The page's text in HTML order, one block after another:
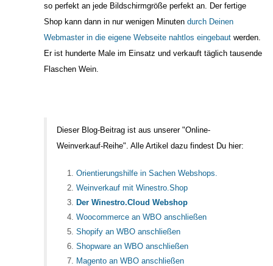
so perfekt an jede Bildschirmgröße perfekt an. Der fertige
Shop kann dann in nur wenigen Minuten durch Deinen
Webmaster in die eigene Webseite nahtlos eingebaut werden.
Er ist hunderte Male im Einsatz und verkauft täglich tausende
Flaschen Wein.
Dieser Blog-Beitrag ist aus unserer "Online-
Weinverkauf-Reihe". Alle Artikel dazu findest Du hier:
Orientierungshilfe in Sachen Webshops.
Weinverkauf mit Winestro.Shop
Der Winestro.Cloud Webshop
Woocommerce an WBO anschließen
Shopify an WBO anschließen
Shopware an WBO anschließen
Magento an WBO anschließen